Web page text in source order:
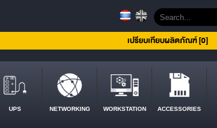
เปรียบเทียบผลิตภัณฑ์ [0]
UPS NETWORKING WORKSTATION ACCESSORIES